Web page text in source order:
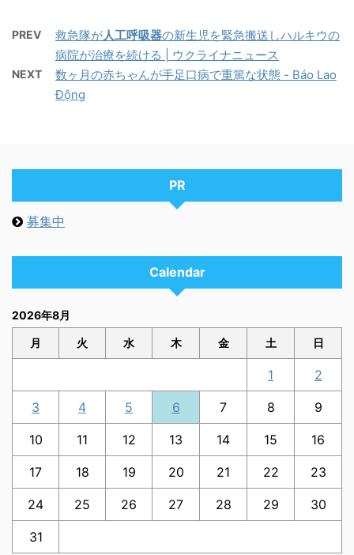
PREV 救急隊が人工呼吸器の新生児を緊急搬送しハルキウの
病院が治療を続ける | ウクライナニュース
NEXT
数ヶ月の赤ちゃんが手足口病で重篤な状態 - Báo Lao
Động
PR
募集中
Calendar
2026年8月
月 火 水 木 金 土 日
1 2
3 4 5 6 7 8 9
10 11 12 13 14 15 16
17 18 19 20 21 22 23
24 25 26 27 28 29 30
31